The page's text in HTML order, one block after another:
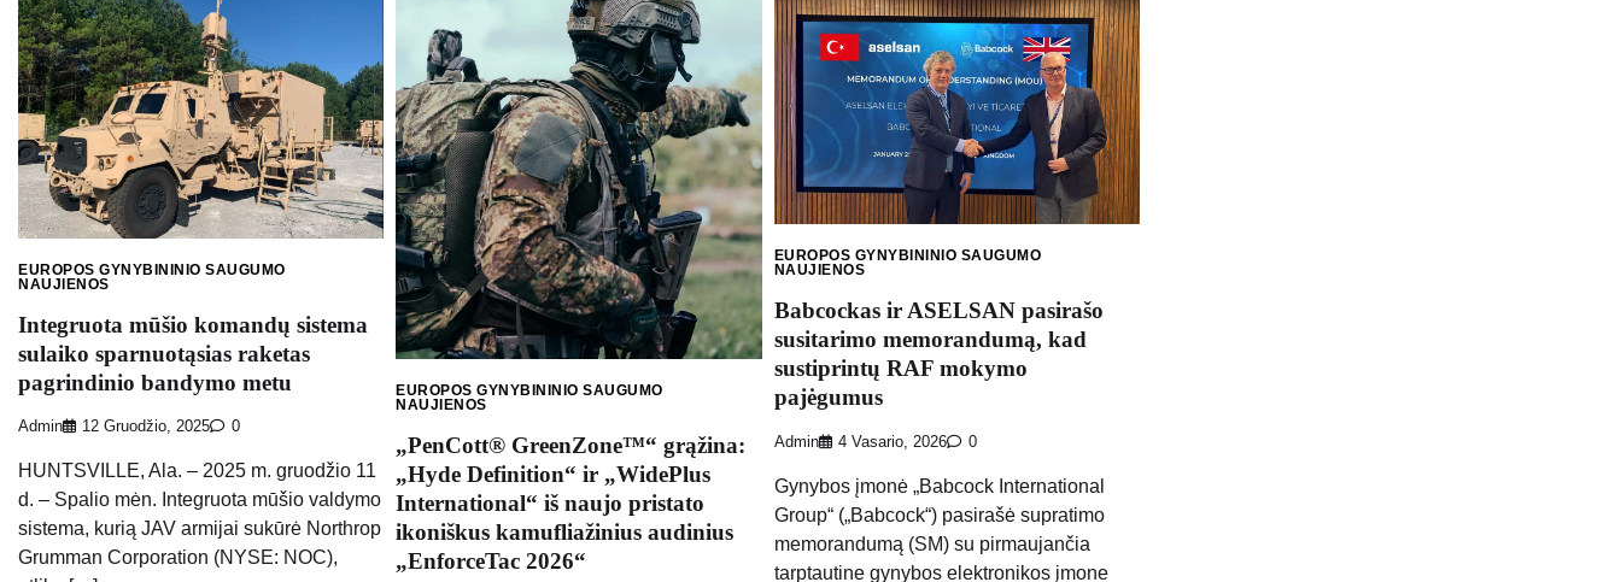
EUROPOS GYNYBININIO SAUGUMO
NAUJIENOS
Integruota mūšio komandų sistema
sulaiko sparnuotąsias raketas
pagrindinio bandymo metu
Admin 12 Gruodžio, 2025 0
HUNTSVILLE, Ala. – 2025 m. gruodžio 11
d. – Spalio mėn. Integruota mūšio valdymo
sistema, kurią JAV armijai sukūrė Northrop
Grumman Corporation (NYSE: NOC),
EUROPOS GYNYBININIO SAUGUMO
NAUJIENOS
„PenCott® GreenZone™“ grąžina:
„Hyde Definition“ ir „WidePlus
International“ iš naujo pristato
ikoniškus kamufliažinius audinius
„EnforceTac 2026“
EUROPOS GYNYBININIO SAUGUMO
NAUJIENOS
Babcockas ir ASELSAN pasirašo
susitarimo memorandumą, kad
sustiprintų RAF mokymo
pajėgumus
Admin 4 Vasario, 2026 0
Gynybos įmonė „Babcock International
Group“ („Babcock“) pasirašė supratimo
memorandumą (SM) su pirmaujančia
tarptautine gynybos elektronikos įmone